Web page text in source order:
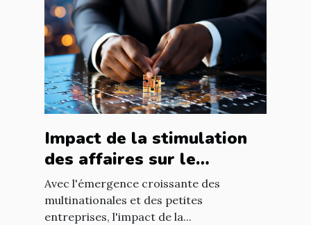
Impact de la stimulation
des affaires sur le
développement
économique mondial
Avec l'émergence croissante des
multinationales et des petites
entreprises, l'impact de la...